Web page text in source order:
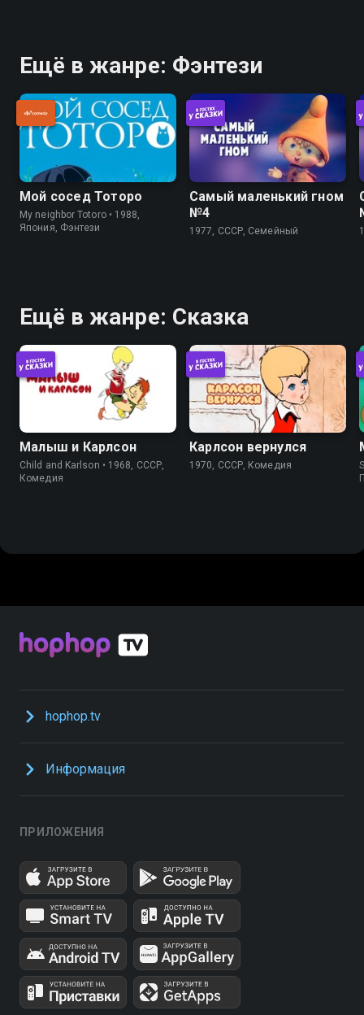
Ещё в жанре: Фэнтези
Мой сосед Тоторо
My neighbor Totoro • 1988,
Япония, Фэнтези
Самый маленький гном
№4
1977, СССР, Семейный
Ещё в жанре: Сказка
Малыш и Карлсон
Child and Karlson • 1968, СССР,
Комедия
Карлсон вернулся
1970, СССР, Комедия
hophop.tv
Информация
ПРИЛОЖЕНИЯ